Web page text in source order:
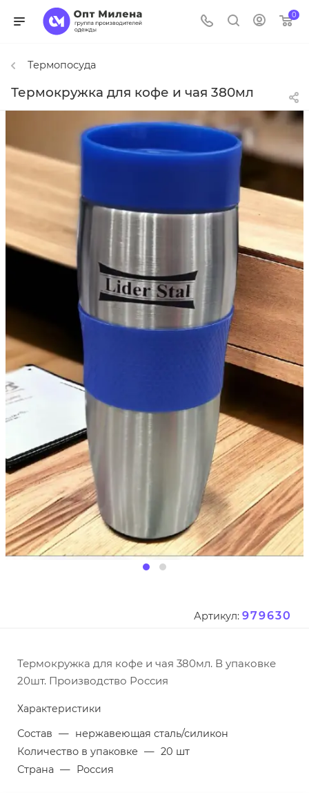
0
Термопосуда
Термокружка для кофе и чая 380мл
Артикул: 979630
Термокружка для кофе и чая 380мл. В упаковке
20шт. Производство Россия
Характеристики
Состав — нержавеющая сталь/силикон
Количество в упаковке — 20 шт
Страна — Россия